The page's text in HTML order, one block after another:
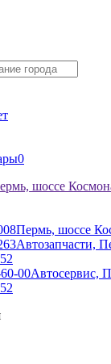
0
шоссе
Пермь, шоссе
Автозапчасти,
00Автосервис,